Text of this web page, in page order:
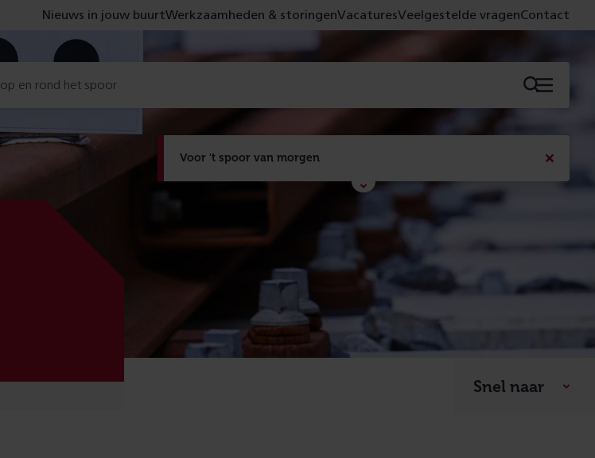
Voor 't spoor van morgen
Met de campagne 'Voor 't spoor naar morgen' laten
figuurlijk gezien - morgen oplevert.
Nieuws in jouw buurtWerkzaamheden & storingenVacaturesVeelgestelde vragenContact
op en rond het spoor Menu
Snel naar